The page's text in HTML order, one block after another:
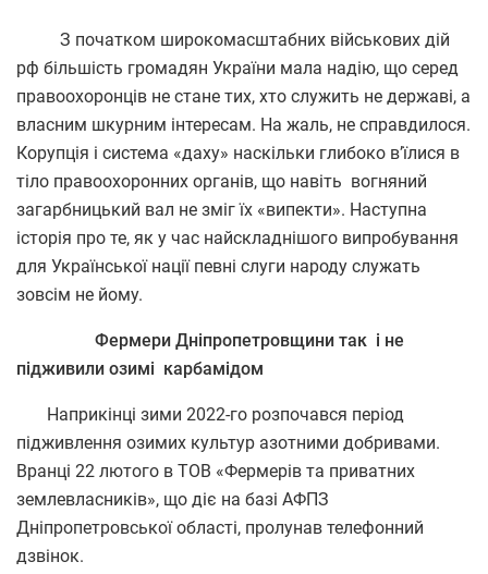
З початком широкомасштабних військових дій
рф більшість громадян України мала надію, що серед
правоохоронців не стане тих, хто служить не державі, а
власним шкурним інтересам. На жаль, не справдилося.
Корупція і система «даху» наскільки глибоко в’їлися в
тіло правоохоронних органів, що навіть вогняний
загарбницький вал не зміг їх «випекти». Наступна
історія про те, як у час найскладнішого випробування
для Української нації певні слуги народу служать
зовсім не йому.
Фермери Дніпропетровщини так і не
підживили озимі карбамідом
Наприкінці зими 2022-го розпочався період
підживлення озимих культур азотними добривами.
Вранці 22 лютого в ТОВ «Фермерів та приватних
землевласників», що діє на базі АФПЗ
Дніпропетровської області, пролунав телефонний
дзвінок.